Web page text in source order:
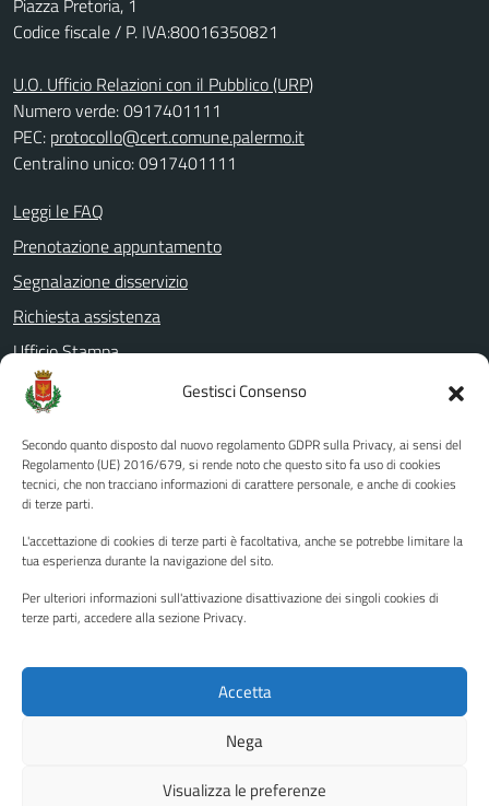
Gestisci Consenso
Secondo quanto disposto dal nuovo regolamento GDPR sulla Privacy, ai sensi del
Regolamento (UE) 2016/679, si rende noto che questo sito fa uso di cookies
tecnici, che non tracciano informazioni di carattere personale, e anche di cookies
di terze parti.
L'accettazione di cookies di terze parti è facoltativa, anche se potrebbe limitare la
tua esperienza durante la navigazione del sito.
Per ulteriori informazioni sull'attivazione disattivazione dei singoli cookies di
terze parti, accedere alla sezione Privacy.
Accetta
Nega
Visualizza le preferenze
Piazza Pretoria, 1
Codice fiscale / P. IVA:80016350821
U.O. Ufficio Relazioni con il Pubblico (URP)
Numero verde: 0917401111
PEC: protocollo@cert.comune.palermo.it
Centralino unico: 0917401111
Leggi le FAQ
Prenotazione appuntamento
Segnalazione disservizio
Richiesta assistenza
Ufficio Stampa
Amministrazione Trasparente
Albo pretorio
Informativa privacy
Note legali
Piano di miglioramento del sito
Instagram